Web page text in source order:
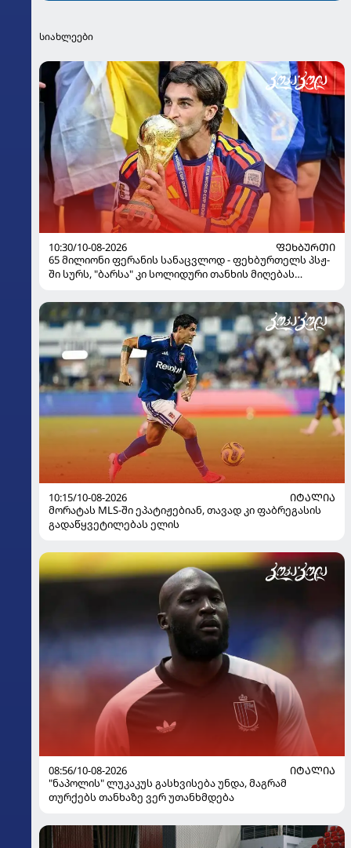
სიახლეები
10:30/10-08-2026
ᲤᲔᲮᲑᲣᲠᲗᲘ
65 მილიონი ფერანის სანაცვლოდ - ფეხბურთელს პსჟ-
ში სურს, "ბარსა" კი სოლიდური თანხის მიღებას
10:15/10-08-2026
ᲘᲢᲐᲚᲘᲐ
მორატას MLS-ში ეპატიჟებიან, თავად კი ფაბრეგასის
გადაწყვეტილებას ელის
08:56/10-08-2026
ᲘᲢᲐᲚᲘᲐ
"ნაპოლის" ლუკაკუს გასხვისება უნდა, მაგრამ
თურქებს თანხაზე ვერ უთანხმდება